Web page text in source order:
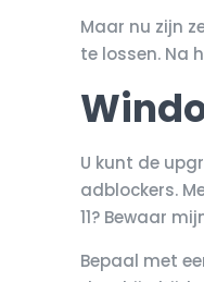
Maar nu zijn
te lossen. Na
U kunt de
adblockers.
11? Bewaar
Bepaal met